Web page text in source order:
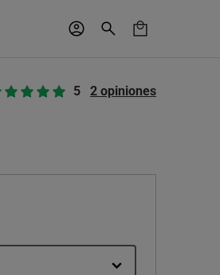
5 2 opiniones